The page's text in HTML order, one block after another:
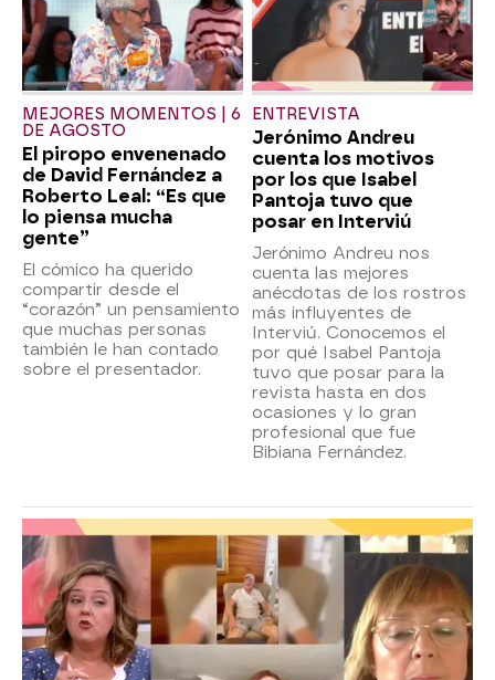
MEJORES MOMENTOS | 6
DE AGOSTO
El piropo envenenado
de David Fernández a
Roberto Leal: “Es que
lo piensa mucha
gente”
El cómico ha querido
compartir desde el
“corazón” un pensamiento
que muchas personas
también le han contado
sobre el presentador.
ENTREVISTA
Jerónimo Andreu
cuenta los motivos
por los que Isabel
Pantoja tuvo que
posar en Interviú
Jerónimo Andreu nos
cuenta las mejores
anécdotas de los rostros
más influyentes de
Interviú. Conocemos el
por qué Isabel Pantoja
tuvo que posar para la
revista hasta en dos
ocasiones y lo gran
profesional que fue
Bibiana Fernández.